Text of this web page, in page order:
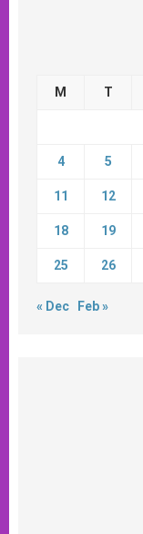
M T
4 5
11 12
18 19
25 26
« Dec Feb »